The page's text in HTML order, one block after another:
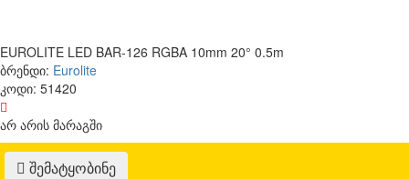
EUROLITE LED BAR-126 RGBA 10mm 20° 0.5m
ბრენდი: Eurolite
კოდი: 51420
არ არის მარაგში
შემატყობინე